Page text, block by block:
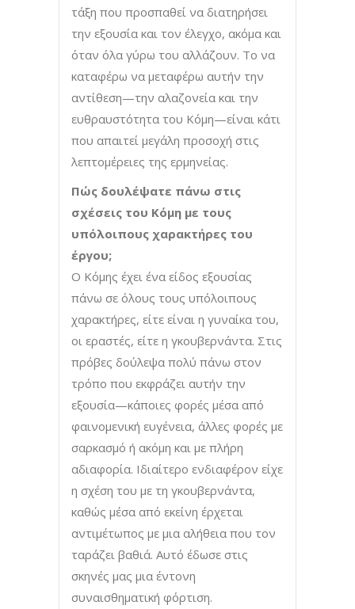
τάξη που προσπαθεί να διατηρήσει
την εξουσία και τον έλεγχο, ακόμα και
όταν όλα γύρω του αλλάζουν. Το να
καταφέρω να μεταφέρω αυτήν την
αντίθεση—την αλαζονεία και την
ευθραυστότητα του Κόμη—είναι κάτι
που απαιτεί μεγάλη προσοχή στις
λεπτομέρειες της ερμηνείας.
Πώς δουλέψατε πάνω στις
σχέσεις του Κόμη με τους
υπόλοιπους χαρακτήρες του
έργου;
Ο Κόμης έχει ένα είδος εξουσίας
πάνω σε όλους τους υπόλοιπους
χαρακτήρες, είτε είναι η γυναίκα του,
οι εραστές, είτε η γκουβερνάντα. Στις
πρόβες δούλεψα πολύ πάνω στον
τρόπο που εκφράζει αυτήν την
εξουσία—κάποιες φορές μέσα από
φαινομενική ευγένεια, άλλες φορές με
σαρκασμό ή ακόμη και με πλήρη
αδιαφορία. Ιδιαίτερο ενδιαφέρον είχε
η σχέση του με τη γκουβερνάντα,
καθώς μέσα από εκείνη έρχεται
αντιμέτωπος με μια αλήθεια που τον
ταράζει βαθιά. Αυτό έδωσε στις
σκηνές μας μια έντονη
συναισθηματική φόρτιση.